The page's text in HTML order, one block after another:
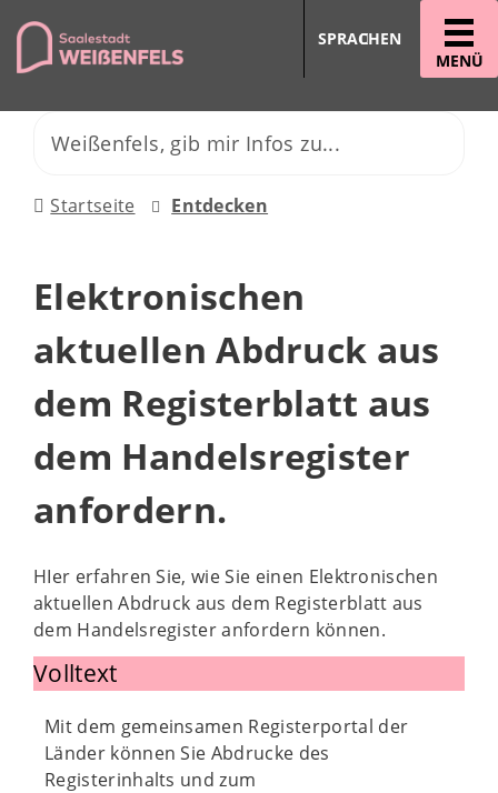
MENÜ
SPRACHEN
Startseite Entdecken
Elektronischen
aktuellen Abdruck aus
dem Registerblatt aus
dem Handelsregister
anfordern.
HIer erfahren Sie, wie Sie einen Elektronischen
aktuellen Abdruck aus dem Registerblatt aus
dem Handelsregister anfordern können.
Volltext
Mit dem gemeinsamen Registerportal der
Länder können Sie Abdrucke des
Registerinhalts und zum